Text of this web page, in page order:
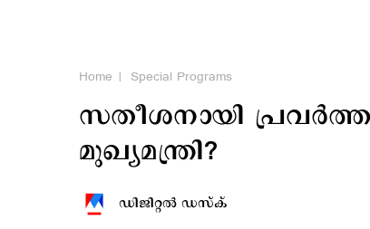
Home Special Programs
സതീശനായി
മുഖ്യമന്ത്രി?
ഡിജിറ്റല്‍ ഡസ്ക്